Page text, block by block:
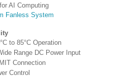
AI Computing
to 85°C Operation
Range DC Power Input
Connection
Control